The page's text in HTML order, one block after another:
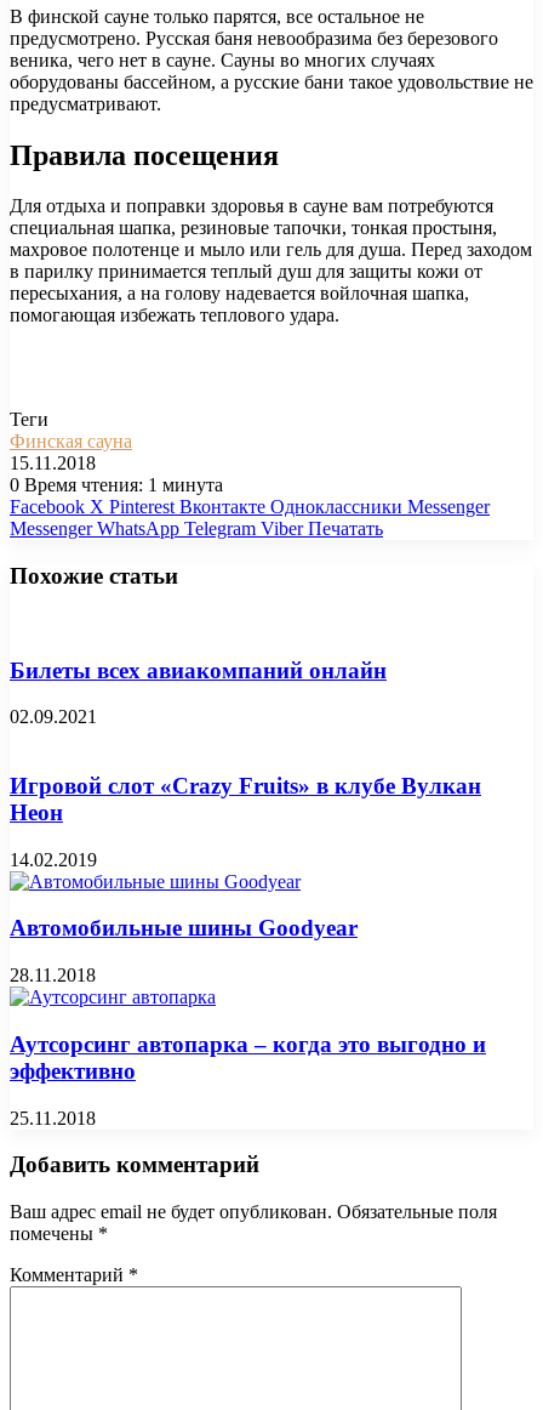
В финской сауне только парятся, все остальное не
предусмотрено. Русская баня невообразима без березового
веника, чего нет в сауне. Сауны во многих случаях
оборудованы бассейном, а русские бани такое удовольствие не
предусматривают.
Правила посещения
Для отдыха и поправки здоровья в сауне вам потребуются
специальная шапка, резиновые тапочки, тонкая простыня,
махровое полотенце и мыло или гель для душа. Перед заходом
в парилку принимается теплый душ для защиты кожи от
пересыхания, а на голову надевается войлочная шапка,
помогающая избежать теплового удара.
Теги
Финская сауна
15.11.2018
0 Время чтения: 1 минута
Facebook X Pinterest Вконтакте Одноклассники Messenger
Messenger WhatsApp Telegram Viber Печатать
Похожие статьи
Билеты всех авиакомпаний онлайн
02.09.2021
Игровой слот «Crazy Fruits» в клубе Вулкан
Неон
14.02.2019
Автомобильные шины Goodyear
28.11.2018
Аутсорсинг автопарка – когда это выгодно и
эффективно
25.11.2018
Добавить комментарий
Ваш адрес email не будет опубликован. Обязательные поля
помечены *
Комментарий *